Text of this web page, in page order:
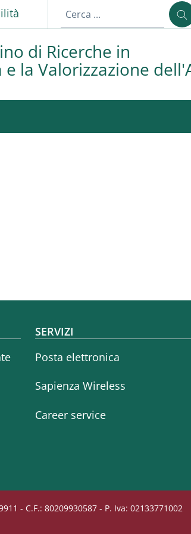
di Ricerche in
la Valorizzazione
SERVIZI
Posta elettronica
Sapienza Wireless
Career service
- C.F.: 80209930587 - P. Iva: 02133771002